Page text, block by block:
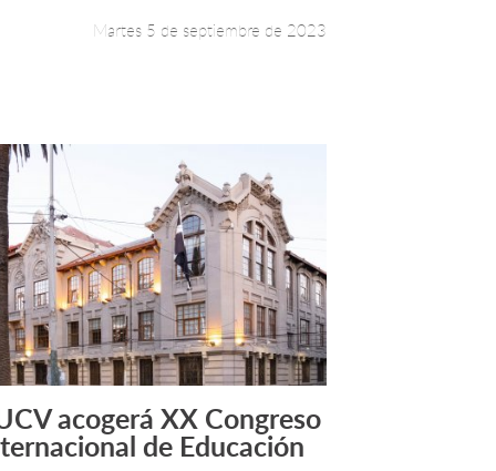
Martes 5 de septiembre de 2023
Leer más +
acogerá XX Congreso
de Educación